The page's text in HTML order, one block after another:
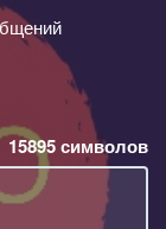
15895символов